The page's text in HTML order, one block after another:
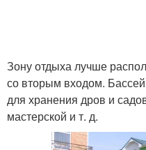
Зону отдыха лучше
со вторым входом.
для хранения дров и
мастерской и т. д.